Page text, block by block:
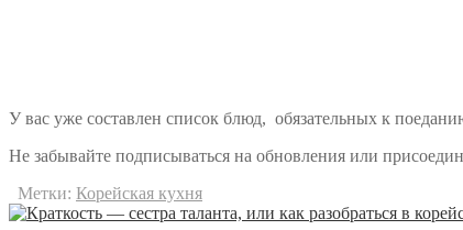
У вас уже составлен список блюд, обязательных к
Не забывайте подписываться на обновления или
Метки: Корейская кухня